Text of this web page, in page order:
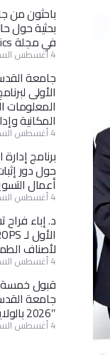
باحثون من
بحثية حول
في مجلة Frontiers in Pediatrics
4 أغسطس الساعة 2:49 pm
جامعة
الأولى
المعلومات
المكانية
4 أغسطس الساعة 2:36 pm
برنامج
حول دور
أعمال
4 أغسطس الساعة 2:26 pm
د. إباء
لأصناف
4 أغسطس الساعة 10:21 am
قبول خمسة
2026″ بالولايات المتحدة
4 أغسطس الساعة 10:08 am